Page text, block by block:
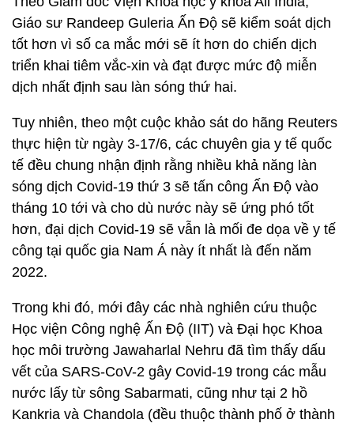
Giáo sư Randeep Guleria Ấn Độ sẽ kiểm soát dịch
tốt hơn vì số ca mắc mới sẽ ít hơn do chiến dịch
triển khai tiêm vắc-xin và đạt được mức độ miễn
dịch nhất định sau làn sóng thứ hai.
Tuy nhiên, theo một cuộc khảo sát do hãng Reuters
thực hiện từ ngày 3-17/6, các chuyên gia y tế quốc
tế đều chung nhận định rằng nhiều khả năng làn
sóng dịch Covid-19 thứ 3 sẽ tấn công Ấn Độ vào
tháng 10 tới và cho dù nước này sẽ ứng phó tốt
hơn, đại dịch Covid-19 sẽ vẫn là mối đe dọa về y tế
công tại quốc gia Nam Á này ít nhất là đến năm
2022.
Trong khi đó, mới đây các nhà nghiên cứu thuộc
Học viện Công nghệ Ấn Độ (IIT) và Đại học Khoa
học môi trường Jawaharlal Nehru đã tìm thấy dấu
vết của SARS-CoV-2 gây Covid-19 trong các mẫu
nước lấy từ sông Sabarmati, cũng như tại 2 hồ
Kankria và Chandola (đều thuộc thành phố ở thành